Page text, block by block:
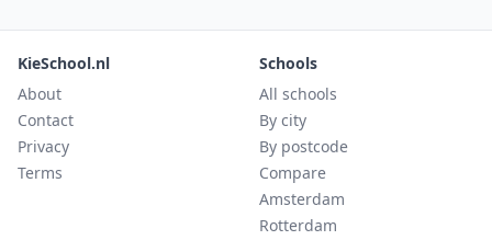
KieSchool.nl
About
Contact
Privacy
Terms
Schools
All schools
By city
By postcode
Compare
Amsterdam
Rotterdam